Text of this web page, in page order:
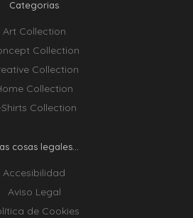
Categorias
Art Collection
Collection
Collection
Collection
Collection
cosas legales...
Accesibilidad
Aviso Legal
de Cookies